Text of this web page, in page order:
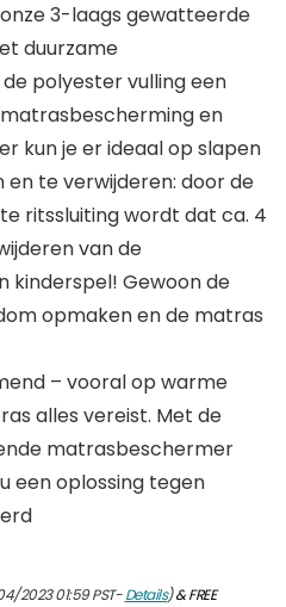
3-laags gewatteerde
duurzame
polyester vulling een
en
kun je er ideaal op slapen
en te verwijderen: door de
ritssluiting wordt dat ca. 4
van de
kinderspel! Gewoon de
opmaken en de matras
– vooral op warme
alles vereist. Met de
matrasbeschermer
een oplossing tegen
2023 01:59 PST-Details)&FREE